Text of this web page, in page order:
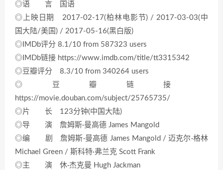
◎语 言 国语
◎上映日期 2017-02-17(柏林电影节) / 2017-03-03(中
国大陆/美国) / 2017-05-16(黑白版)
◎IMDb评分 8.1/10 from 587323 users
◎IMDb链接 https://www.imdb.com/title/tt3315342
◎豆瓣评分 8.3/10 from 340264 users
◎豆瓣链接
https://movie.douban.com/subject/25765735/
◎片 长 123分钟(中国大陆)
◎导 演 詹姆斯·曼高德 James Mangold
◎编 剧 詹姆斯·曼高德 James Mangold / 迈克尔·格林
Michael Green / 斯科特·弗兰克 Scott Frank
◎主 演 休·杰克曼 Hugh Jackman